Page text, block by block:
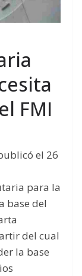
FMI
el 26
para la
base del
del cual
la base